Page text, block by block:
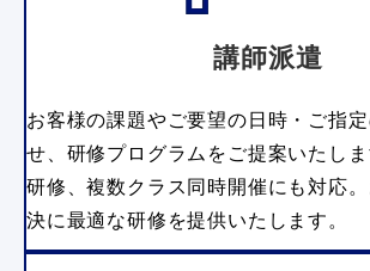
講師派遣
お客様の課題やご要望の日時・ご指
せ、研修プログラムをご提案いたし
研修、複数クラス同時開催にも対応
決に最適な研修を提供いたします。